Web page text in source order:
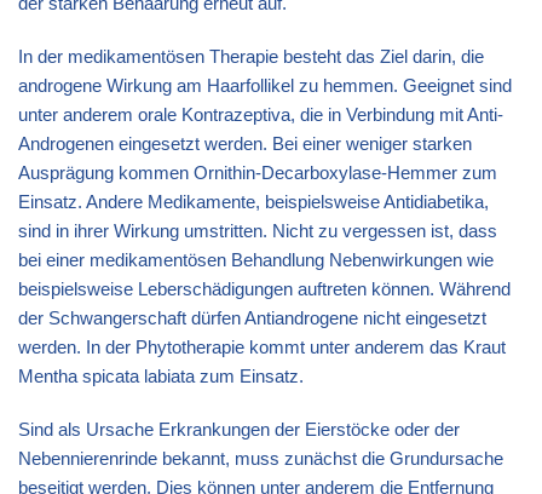
In der medikamentösen Therapie besteht das Ziel darin, die
androgene Wirkung am Haarfollikel zu hemmen. Geeignet sind
unter anderem orale Kontrazeptiva, die in Verbindung mit Anti-
Androgenen eingesetzt werden. Bei einer weniger starken
Ausprägung kommen Ornithin-Decarboxylase-Hemmer zum
Einsatz. Andere Medikamente, beispielsweise Antidiabetika,
sind in ihrer Wirkung umstritten. Nicht zu vergessen ist, dass
bei einer medikamentösen Behandlung Nebenwirkungen wie
beispielsweise Leberschädigungen auftreten können. Während
der Schwangerschaft dürfen Antiandrogene nicht eingesetzt
werden. In der Phytotherapie kommt unter anderem das Kraut
Mentha spicata labiata zum Einsatz.
Sind als Ursache Erkrankungen der Eierstöcke oder der
Nebennierenrinde bekannt, muss zunächst die Grundursache
beseitigt werden. Dies können unter anderem die Entfernung